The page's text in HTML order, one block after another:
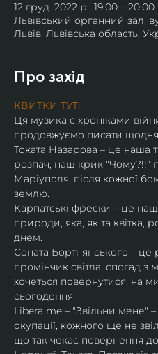
12 груд. 2022 р., 19:00 – 20:00
Львівський органний зал,
Львів, Львівська область,
Про захід
КВИТКИ ТУТ!
Ця музика є хроніками
продовжуємо писати
Токата Назарова – це наша
розпач, наш крик "Чому?!!"
Маріуполя, після кожної
землю.
Карпатські фрески – це
природи, яка, як та квітка,
днем.
Соната Бортнянського – це
промінчик світла, спогад з
хочеться повернутися, на
сьогодення.
Libera me – "Звільни мене"
окупації, кожного ще не
що так чекає повернення